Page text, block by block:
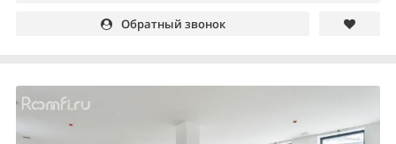
Обратный звонок